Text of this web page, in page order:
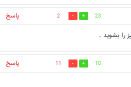
23
2
پاسخ
را بشوید .
10
11
پاسخ